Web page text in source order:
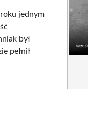
jednym
był
pełnił